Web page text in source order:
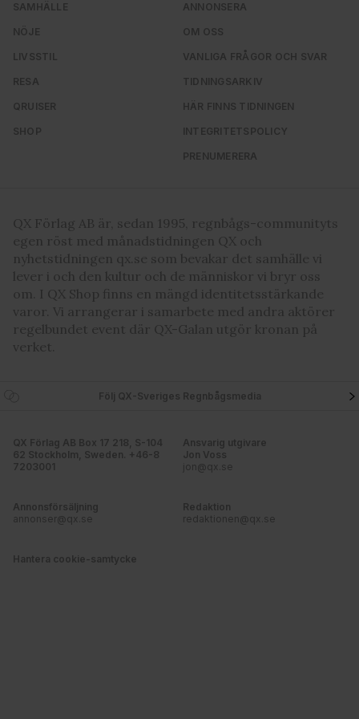
SAMHÄLLE
NÖJE
LIVSSTIL
RESA
QRUISER
SHOP
ANNONSERA
OM OSS
VANLIGA FRÅGOR OCH SVAR
TIDNINGSARKIV
HÄR FINNS TIDNINGEN
INTEGRITETSPOLICY
PRENUMERERA
QX Förlag AB är, sedan 1995, regnbågs-communityts
egen röst med månadstidningen QX och
nyhetstidningen qx.se som bevakar det samhälle vi
lever i och den kultur och de människor vi bryr oss
om. I QX Shop finns en mängd identitetsstärkande
varor. Vi arrangerar i samarbete med andra aktörer
regelbundet event där QX-Galan utgör kronan på
verket.
Följ QX-Sveriges Regnbågsmedia
QX Förlag AB Box 17 218, S-104
62 Stockholm, Sweden. +46-8
7203001
Ansvarig utgivare
Jon Voss
jon@qx.se
Annonsförsäljning
annonser@qx.se
Redaktion
redaktionen@qx.se
Hantera cookie-samtycke